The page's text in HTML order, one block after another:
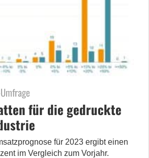
für die gedruckte
für 2023 ergibt einen
im Vergleich zum Vorjahr.